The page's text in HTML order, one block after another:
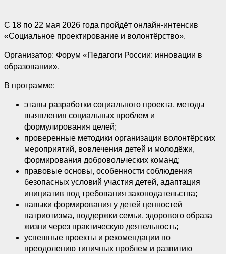
С 18 по 22 мая 2026 года пройдёт онлайн-интенсив
«Социальное проектирование и волонтёрство».
Организатор: Форум «Педагоги России: инновации в
образовании».
В программе:
этапы разработки социального проекта, методы
выявления социальных проблем и
формулирования целей;
проверенные методики организации волонтёрских
мероприятий, вовлечения детей и молодёжи,
формирования добровольческих команд;
правовые основы, особенности соблюдения
безопасных условий участия детей, адаптация
инициатив под требования законодательства;
навыки формирования у детей ценностей
патриотизма, поддержки семьи, здорового образа
жизни через практическую деятельность;
успешные проекты и рекомендации по
преодолению типичных проблем и развитию